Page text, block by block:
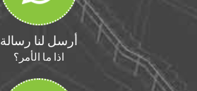
أرسل لنا رسالة
اذا ما الأمر؟